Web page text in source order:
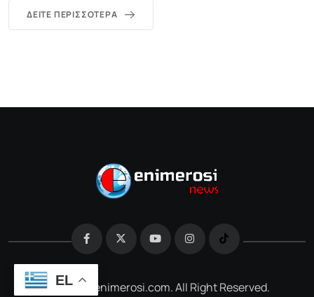
ΔΕΊΤΕ ΠΕΡΙΣΣΌΤΕΡΑ
@2026 e-enimerosi.com. All Right Reserved.
EL